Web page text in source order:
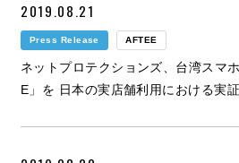
2019.08.21
Press Release AFTEE
ネットプロテクションズ、台湾スマ
E」を 日本の実店舗利用における実